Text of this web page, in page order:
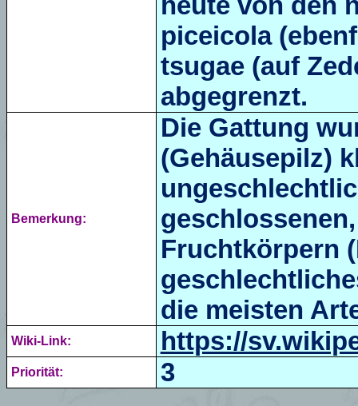
piceicola
tsugae(auf
abgegrenzt.
Bemerkung:
Die Gattung
(Gehäusepilz)
Fruchtkörpern
die meisten
Wiki-Link: https://
Priorität: 3